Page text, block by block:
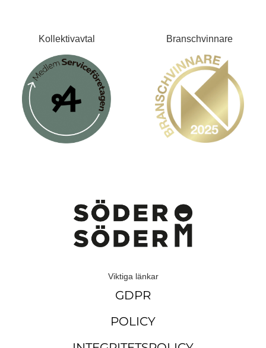
Kollektivavtal Branschvinnare
Viktiga länkar
GDPR
POLICY